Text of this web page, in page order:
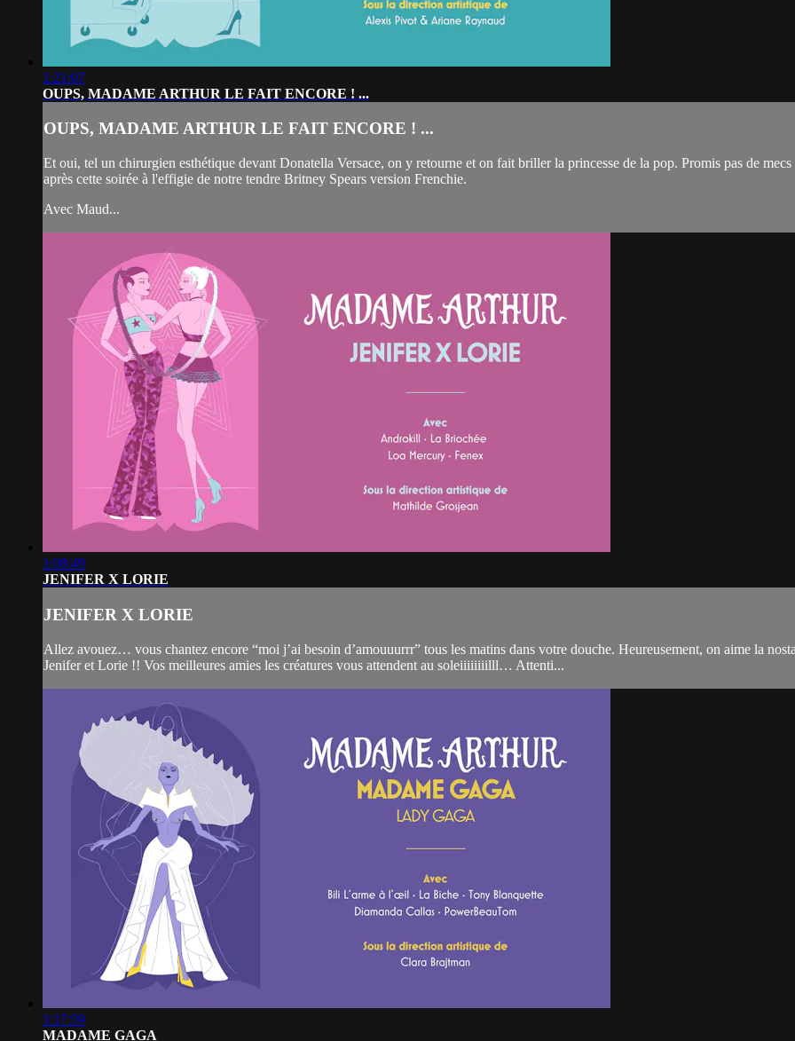
1:21:07
OUPS, MADAME ARTHUR LE FAIT ENCORE ! ...
OUPS, MADAME ARTHUR LE FAIT ENCORE ! ...
Et oui, tel un chirurgien esthétique devant Donatella Versace, on y retourne et on fait briller la princesse de la pop. Promis pas de
après cette soirée à l'effigie de notre tendre Britney Spears version Frenchie.
Avec Maud...
1:08:49
JENIFER X LORIE
JENIFER X LORIE
Allez avouez… vous chantez encore “moi j’ai besoin d’amouuurrr” tous les matins dans votre douche. Heureusement, on aime la
Jenifer et Lorie !! Vos meilleures amies les créatures vous attendent au soleiiiiiiiilll… Attenti...
1:17:59
MADAME GAGA